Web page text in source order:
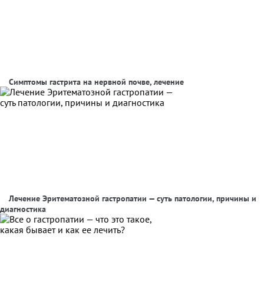
Симптомы гастрита на нервной почве, лечение
Лечение Эритематозной гастропатии — суть патологии, причины и
диагностика